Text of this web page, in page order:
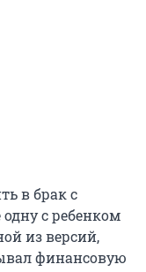
в брак с
с ребенком
из версий,
финансовую